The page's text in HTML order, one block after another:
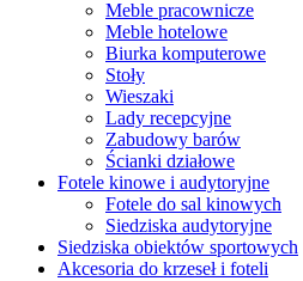
Meble pracownicze
Meble hotelowe
Biurka komputerowe
Stoły
Wieszaki
Lady recepcyjne
Zabudowy barów
Ścianki działowe
Fotele kinowe i audytoryjne
Fotele do sal kinowych
Siedziska audytoryjne
Siedziska obiektów sportowych
Akcesoria do krzeseł i foteli